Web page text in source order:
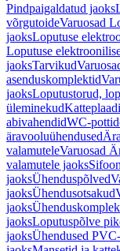
Pindpaigaldatud jaoks
võrgutoideVaruosad
jaoksLoputuse
Loputuse
jaoksTarvikud
asenduskomplektid
jaoksLoputustorud,
üleminekud
abivahendidWC-
äravooluühendused
valamuteleVaruosad
valamutele jaoks
jaoksÜhenduspõlved
jaoksÜhendusotsakud
jaoks
jaoksLoputuspõlve
jaoksÜhendused